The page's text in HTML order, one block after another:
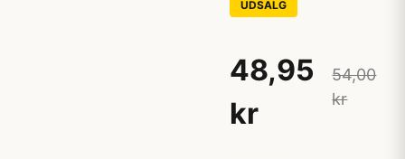
UDSALG
48,95
kr
54,00
kr